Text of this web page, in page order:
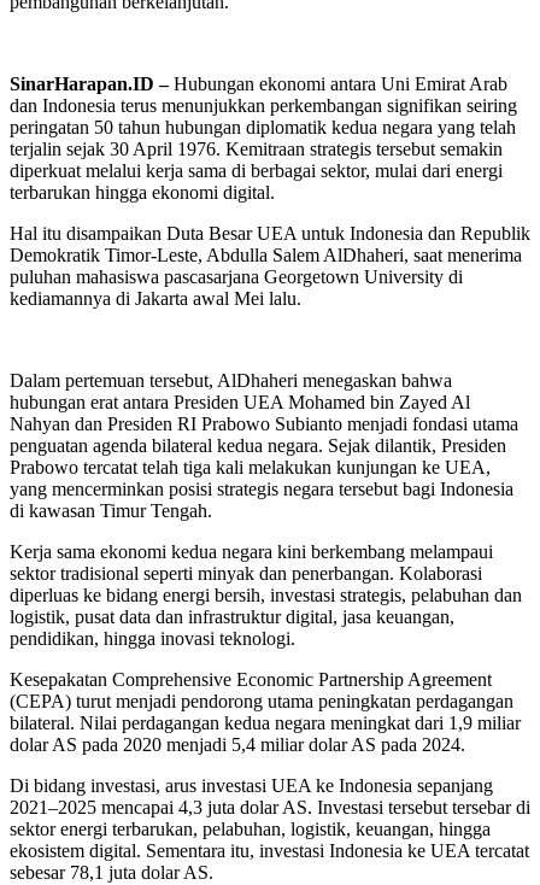
SinarHarapan.ID –Hubungan ekonomi antara Uni Emirat Arab
dan Indonesia terus menunjukkan perkembangan signifikan seiring
peringatan 50 tahun hubungan diplomatik kedua negara yang telah
terjalin sejak 30 April 1976. Kemitraan strategis tersebut semakin
diperkuat melalui kerja sama di berbagai sektor, mulai dari energi
terbarukan hingga ekonomi digital.
Hal itu disampaikan Duta Besar UEA untuk Indonesia dan Republik
Demokratik Timor-Leste, Abdulla Salem AlDhaheri, saat menerima
puluhan mahasiswa pascasarjana Georgetown University di
kediamannya di Jakarta awal Mei lalu.
Dalam pertemuan tersebut, AlDhaheri menegaskan bahwa
hubungan erat antara Presiden UEA Mohamed bin Zayed Al
Nahyan dan Presiden RI Prabowo Subianto menjadi fondasi utama
penguatan agenda bilateral kedua negara. Sejak dilantik, Presiden
Prabowo tercatat telah tiga kali melakukan kunjungan ke UEA,
yang mencerminkan posisi strategis negara tersebut bagi Indonesia
di kawasan Timur Tengah.
Kerja sama ekonomi kedua negara kini berkembang melampaui
sektor tradisional seperti minyak dan penerbangan. Kolaborasi
diperluas ke bidang energi bersih, investasi strategis, pelabuhan dan
logistik, pusat data dan infrastruktur digital, jasa keuangan,
pendidikan, hingga inovasi teknologi.
Kesepakatan Comprehensive Economic Partnership Agreement
(CEPA) turut menjadi pendorong utama peningkatan perdagangan
bilateral. Nilai perdagangan kedua negara meningkat dari 1,9 miliar
dolar AS pada 2020 menjadi 5,4 miliar dolar AS pada 2024.
Di bidang investasi, arus investasi UEA ke Indonesia sepanjang
2021–2025 mencapai 4,3 juta dolar AS. Investasi tersebut tersebar di
sektor energi terbarukan, pelabuhan, logistik, keuangan, hingga
ekosistem digital. Sementara itu, investasi Indonesia ke UEA tercatat
sebesar 78,1 juta dolar AS.